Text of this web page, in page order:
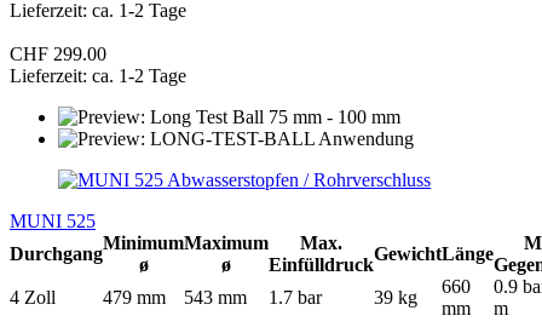
Lieferzeit: ca. 1-2 Tage
CHF 299.00
Lieferzeit: ca. 1-2 Tage
MUNI 525
Durchgang
Minimum
ø
Maximum
ø
Max.
Einfülldruck
GewichtLänge
4 Zoll
479 mm 543 mm 1.7 bar 39 kg
660
mm
0.9
m